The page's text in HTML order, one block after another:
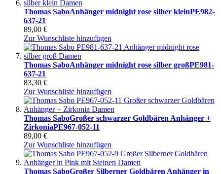
Thomas SaboAnhänger midnight rose silber kleinPE982-
637-21
89,00 €
Zur Wunschliste hinzufügen
Thomas SaboAnhänger midnight rose silber großPE981-
637-21
83,30 €
Zur Wunschliste hinzufügen
Thomas SaboGroßer schwarzer Goldbären Anhänger +
ZirkoniaPE967-052-11
89,00 €
Zur Wunschliste hinzufügen
Thomas SaboGroßer Silberner Goldbären Anhänger in